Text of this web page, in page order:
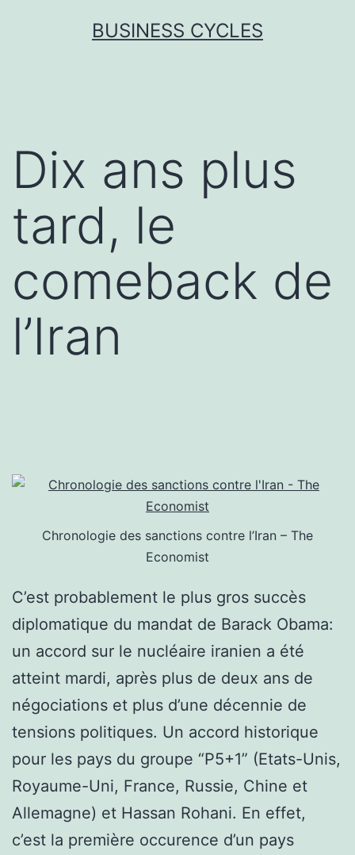
BUSINESS CYCLES
Dix ans plus
tard, le
comeback de
l’Iran
Chronologie des sanctions contre l’Iran – The
Economist
C’est probablement le plus gros succès
diplomatique du mandat de Barack Obama:
un accord sur le nucléaire iranien a été
atteint mardi, après plus de deux ans de
négociations et plus d’une décennie de
tensions politiques. Un accord historique
pour les pays du groupe “P5+1” (Etats-Unis,
Royaume-Uni, France, Russie, Chine et
Allemagne) et Hassan Rohani. En effet,
c’est la première occurence d’un pays